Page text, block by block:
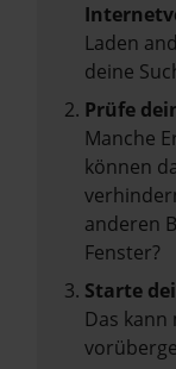
Laden
deine
Prüfe
Manche
können
anderen
Fenster?
Starte
Das